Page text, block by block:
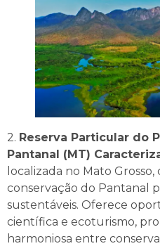
2. Reserva Particular do
Pantanal (MT)
localizada no Mato
conservação do Pantanal
sustentáveis. Oferece
científica e ecoturismo,
harmoniosa entre